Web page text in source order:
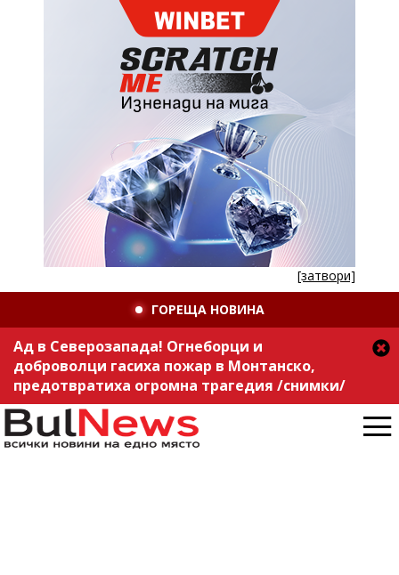
[затвори]
ГОРЕЩА НОВИНА
Ад в Северозапада! Огнеборци и
доброволци гасиха пожар в Монтанско,
предотвратиха огромна трагедия /снимки/